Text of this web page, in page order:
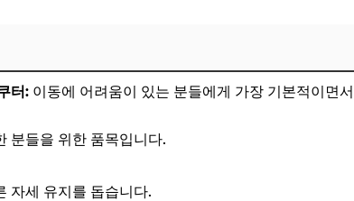
터: 이동에 어려움이 있는 분들에게 가장 기본적이면
분들을 위한 품목입니다.
자세 유지를 돕습니다.